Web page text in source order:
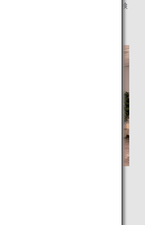
推進室商品企画部）に導入の経緯や検
について教えてくださ